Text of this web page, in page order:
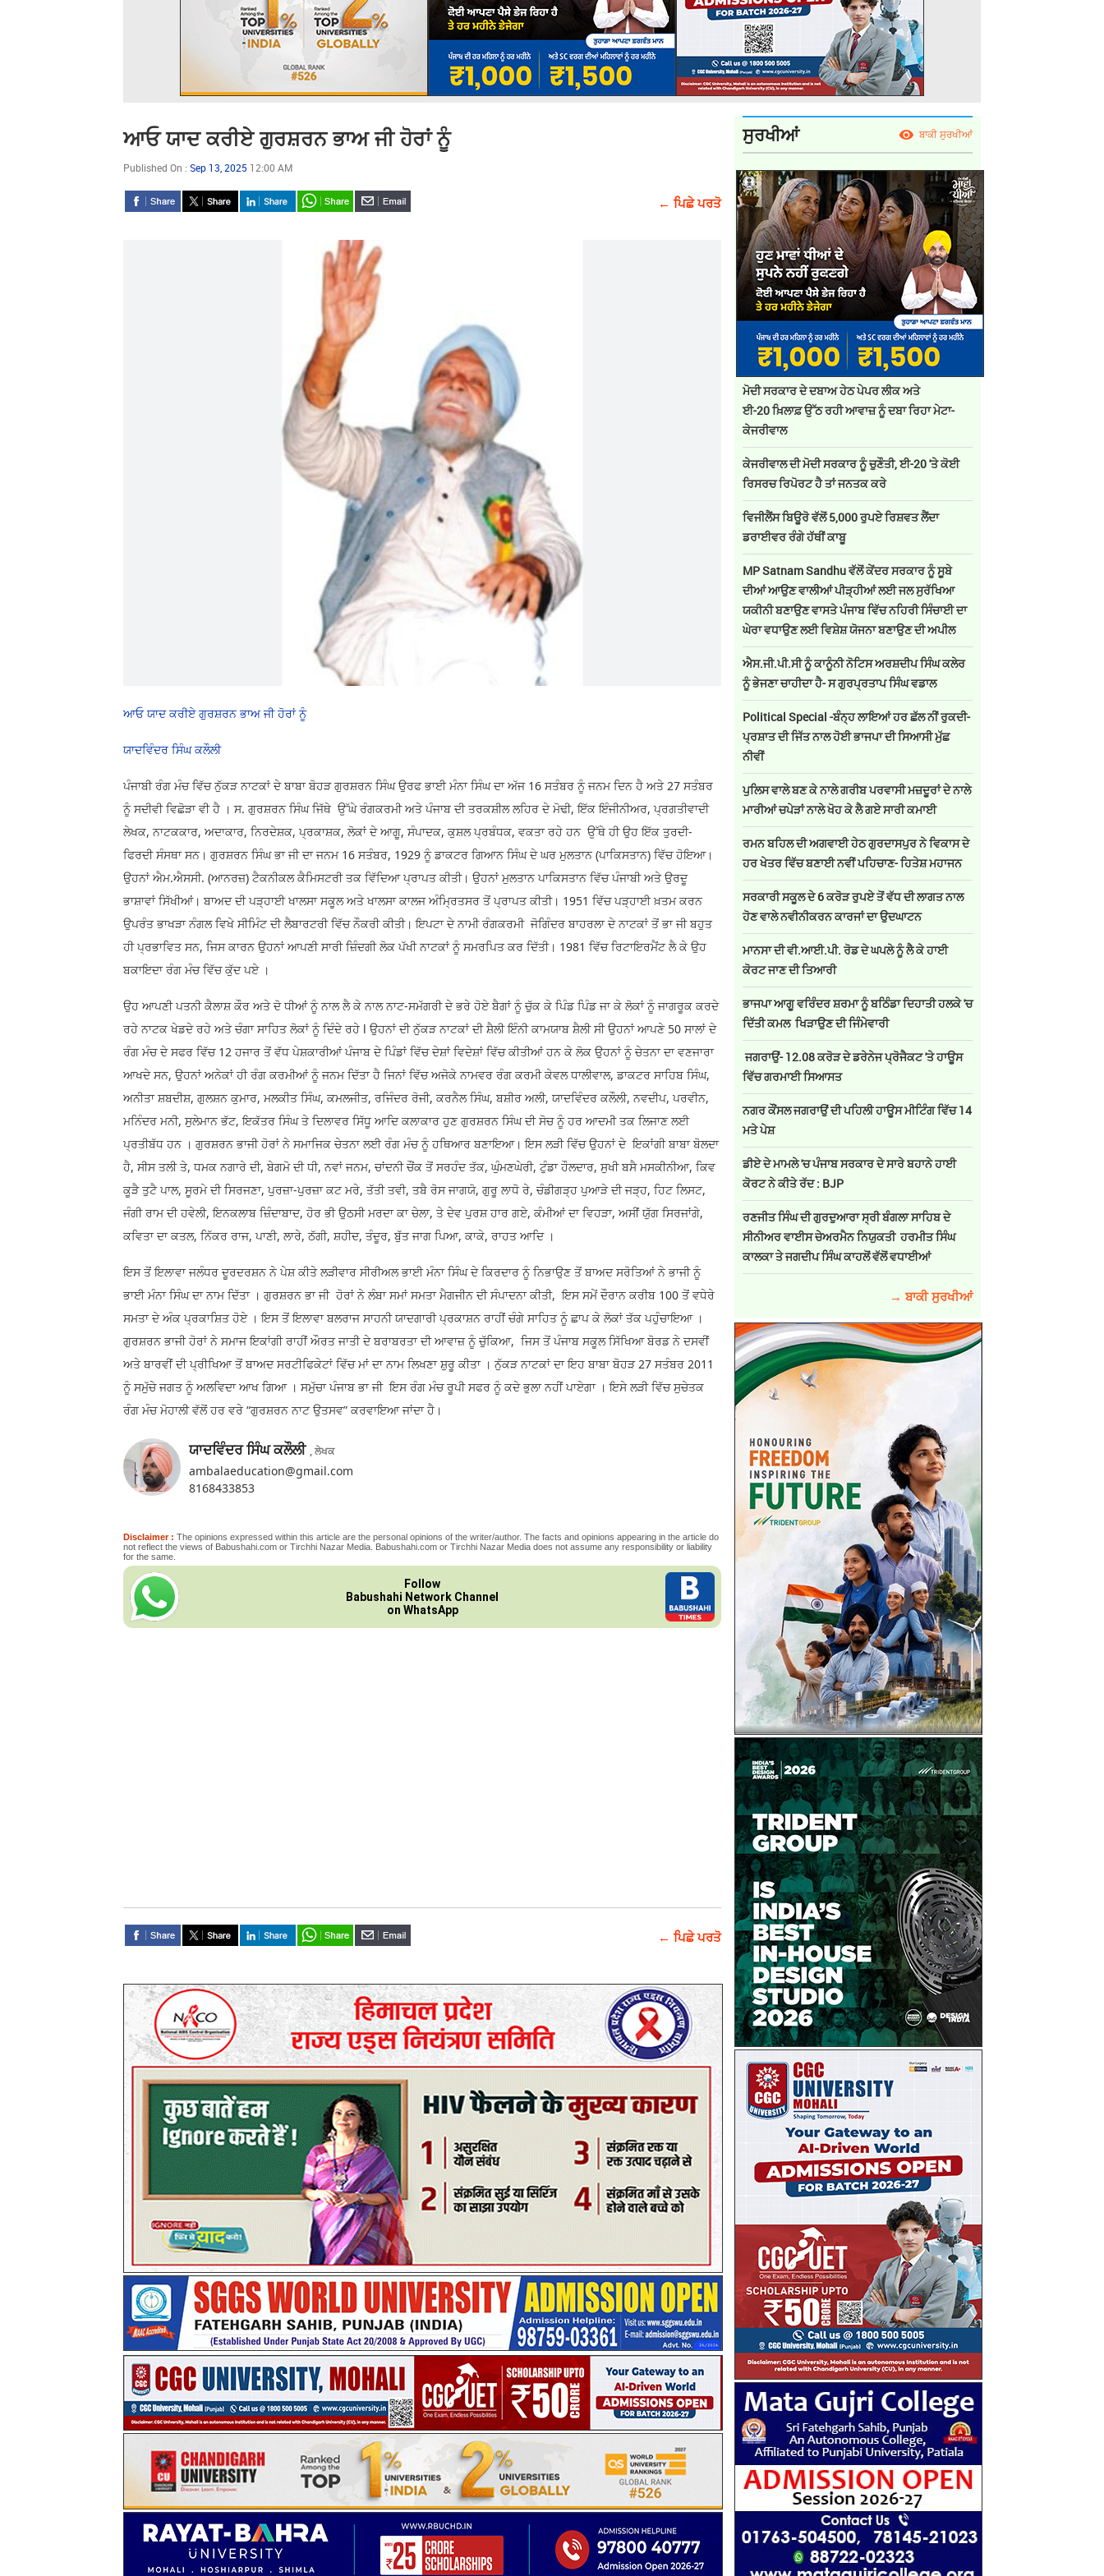
ਆਓ ਯਾਦ ਕਰੀਏ ਗੁਰਸ਼ਰਨ ਭਾਅ ਜੀ ਹੋਰਾਂ ਨੂੰ
Published On : Sep 13, 2025 12:00 AM
← ਪਿਛੇ ਪਰਤੋ
ਆਓ ਯਾਦ ਕਰੀਏ ਗੁਰਸ਼ਰਨ ਭਾਅ ਜੀ ਹੋਰਾਂ ਨੂੰ
ਯਾਦਵਿੰਦਰ ਸਿੰਘ ਕਲੌਲੀ
ਪੰਜਾਬੀ ਰੰਗ ਮੰਚ ਵਿੱਚ ਨੁੱਕੜ ਨਾਟਕਾਂ ਦੇ ਬਾਬਾ ਬੋਹੜ ਗੁਰਸ਼ਰਨ ਸਿੰਘ ਉਰਫ ਭਾਈ ਮੰਨਾ ਸਿੰਘ ਦਾ ਅੱਜ 16 ਸਤੰਬਰ ਨੂੰ ਜਨਮ ਦਿਨ ਹੈ ਅਤੇ 27 ਸਤੰਬਰ
ਨੂੰ ਸਦੀਵੀ ਵਿਛੋੜਾ ਵੀ ਹੈ । ਸ. ਗੁਰਸ਼ਰਨ ਸਿੰਘ ਜਿੱਥੇ ਉੱਘੇ ਰੰਗਕਰਮੀ ਅਤੇ ਪੰਜਾਬ ਦੀ ਤਰਕਸ਼ੀਲ ਲਹਿਰ ਦੇ ਮੋਢੀ, ਇੱਕ ਇੰਜੀਨੀਅਰ, ਪ੍ਰਗਤੀਵਾਦੀ
ਲੇਖਕ, ਨਾਟਕਕਾਰ, ਅਦਾਕਾਰ, ਨਿਰਦੇਸ਼ਕ, ਪ੍ਰਕਾਸ਼ਕ, ਲੋਕਾਂ ਦੇ ਆਗੂ, ਸੰਪਾਦਕ, ਕੁਸ਼ਲ ਪ੍ਰਬੰਧਕ, ਵਕਤਾ ਰਹੇ ਹਨ ਉੱਥੇ ਹੀ ਉਹ ਇੱਕ ਤੁਰਦੀ-
ਫਿਰਦੀ ਸੰਸਥਾ ਸਨ। ਗੁਰਸ਼ਰਨ ਸਿੰਘ ਭਾ ਜੀ ਦਾ ਜਨਮ 16 ਸਤੰਬਰ, 1929 ਨੂੰ ਡਾਕਟਰ ਗਿਆਨ ਸਿੰਘ ਦੇ ਘਰ ਮੁਲਤਾਨ (ਪਾਕਿਸਤਾਨ) ਵਿੱਚ ਹੋਇਆ।
ਉਹਨਾਂ ਐਮ.ਐਸਸੀ. (ਆਨਰਜ਼) ਟੈਕਨੀਕਲ ਕੈਮਿਸਟਰੀ ਤਕ ਵਿੱਦਿਆ ਪ੍ਰਾਪਤ ਕੀਤੀ। ਉਹਨਾਂ ਮੁਲਤਾਨ ਪਾਕਿਸਤਾਨ ਵਿੱਚ ਪੰਜਾਬੀ ਅਤੇ ਉਰਦੂ
ਭਾਸ਼ਾਵਾਂ ਸਿੱਖੀਆਂ। ਬਾਅਦ ਦੀ ਪੜ੍ਹਾਈ ਖਾਲਸਾ ਸਕੂਲ ਅਤੇ ਖਾਲਸਾ ਕਾਲਜ ਅੰਮ੍ਰਿਤਸਰ ਤੋਂ ਪ੍ਰਾਪਤ ਕੀਤੀ। 1951 ਵਿੱਚ ਪੜ੍ਹਾਈ ਖ਼ਤਮ ਕਰਨ
ਉਪਰੰਤ ਭਾਖੜਾ ਨੰਗਲ ਵਿਖੇ ਸੀਮਿੰਟ ਦੀ ਲੈਬਾਰਟਰੀ ਵਿੱਚ ਨੌਕਰੀ ਕੀਤੀ। ਇਪਟਾ ਦੇ ਨਾਮੀ ਰੰਗਕਰਮੀ ਜੋਗਿੰਦਰ ਬਾਹਰਲਾ ਦੇ ਨਾਟਕਾਂ ਤੋਂ ਭਾ ਜੀ ਬਹੁਤ
ਹੀ ਪ੍ਰਭਾਵਿਤ ਸਨ, ਜਿਸ ਕਾਰਨ ਉਹਨਾਂ ਆਪਣੀ ਸਾਰੀ ਜ਼ਿੰਦਗੀ ਲੋਕ ਪੱਖੀ ਨਾਟਕਾਂ ਨੂੰ ਸਮਰਪਿਤ ਕਰ ਦਿੱਤੀ। 1981 ਵਿੱਚ ਰਿਟਾਇਰਮੈਂਟ ਲੈ ਕੇ ਉਹ
ਬਕਾਇਦਾ ਰੰਗ ਮੰਚ ਵਿੱਚ ਕੁੱਦ ਪਏ ।
ਉਹ ਆਪਣੀ ਪਤਨੀ ਕੈਲਾਸ਼ ਕੌਰ ਅਤੇ ਦੋ ਧੀਆਂ ਨੂੰ ਨਾਲ ਲੈ ਕੇ ਨਾਲ ਨਾਟ-ਸਮੱਗਰੀ ਦੇ ਭਰੇ ਹੋਏ ਬੈਗਾਂ ਨੂੰ ਚੁੱਕ ਕੇ ਪਿੰਡ ਪਿੰਡ ਜਾ ਕੇ ਲੋਕਾਂ ਨੂੰ ਜਾਗਰੂਕ ਕਰਦੇ
ਰਹੇ ਨਾਟਕ ਖੇਡਦੇ ਰਹੇ ਅਤੇ ਚੰਗਾ ਸਾਹਿਤ ਲੋਕਾਂ ਨੂੰ ਦਿੰਦੇ ਰਹੇ l ਉਹਨਾਂ ਦੀ ਨੁੱਕੜ ਨਾਟਕਾਂ ਦੀ ਸ਼ੈਲੀ ਇੰਨੀ ਕਾਮਯਾਬ ਸ਼ੈਲੀ ਸੀ ਉਹਨਾਂ ਆਪਣੇ 50 ਸਾਲਾਂ ਦੇ
ਰੰਗ ਮੰਚ ਦੇ ਸਫਰ ਵਿੱਚ 12 ਹਜਾਰ ਤੋਂ ਵੱਧ ਪੇਸ਼ਕਾਰੀਆਂ ਪੰਜਾਬ ਦੇ ਪਿੰਡਾਂ ਵਿੱਚ ਦੇਸ਼ਾਂ ਵਿਦੇਸ਼ਾਂ ਵਿੱਚ ਕੀਤੀਆਂ ਹਨ ਕੇ ਲੋਕ ਉਹਨਾਂ ਨੂੰ ਚੇਤਨਾ ਦਾ ਵਣਜਾਰਾ
ਆਖਦੇ ਸਨ, ਉਹਨਾਂ ਅਨੇਕਾਂ ਹੀ ਰੰਗ ਕਰਮੀਆਂ ਨੂੰ ਜਨਮ ਦਿੱਤਾ ਹੈ ਜਿਨਾਂ ਵਿੱਚ ਅਜੋਕੇ ਨਾਮਵਰ ਰੰਗ ਕਰਮੀ ਕੇਵਲ ਧਾਲੀਵਾਲ, ਡਾਕਟਰ ਸਾਹਿਬ ਸਿੰਘ,
ਅਨੀਤਾ ਸ਼ਬਦੀਸ਼, ਗੁਲਸ਼ਨ ਕੁਮਾਰ, ਮਲਕੀਤ ਸਿੰਘ, ਕਮਲਜੀਤ, ਰਜਿੰਦਰ ਰੋਜੀ, ਕਰਨੈਲ ਸਿੰਘ, ਬਸ਼ੀਰ ਅਲੀ, ਯਾਦਵਿੰਦਰ ਕਲੌਲੀ, ਨਵਦੀਪ, ਪਰਵੀਨ,
ਮਨਿੰਦਰ ਮਨੀ, ਸੁਲੇਮਾਨ ਭੱਟ, ਇਕੱਤਰ ਸਿੰਘ ਤੇ ਦਿਲਾਵਰ ਸਿੱਧੂ ਆਦਿ ਕਲਾਕਾਰ ਹੁਣ ਗੁਰਸ਼ਰਨ ਸਿੰਘ ਦੀ ਸੋਚ ਨੂੰ ਹਰ ਆਦਮੀ ਤਕ ਲਿਜਾਣ ਲਈ
ਪ੍ਰਤੀਬੱਧ ਹਨ । ਗੁਰਸ਼ਰਨ ਭਾਜੀ ਹੋਰਾਂ ਨੇ ਸਮਾਜਿਕ ਚੇਤਨਾ ਲਈ ਰੰਗ ਮੰਚ ਨੂੰ ਹਥਿਆਰ ਬਣਾਇਆ। ਇਸ ਲੜੀ ਵਿੱਚ ਉਹਨਾਂ ਦੇ ਇਕਾਂਗੀ ਬਾਬਾ ਬੋਲਦਾ
ਹੈ, ਸੀਸ ਤਲੀ ਤੇ, ਧਮਕ ਨਗਾਰੇ ਦੀ, ਬੇਗਮੋ ਦੀ ਧੀ, ਨਵਾਂ ਜਨਮ, ਚਾਂਦਨੀ ਚੌਂਕ ਤੋਂ ਸਰਹੰਦ ਤੱਕ, ਘੁੰਮਣਘੇਰੀ, ਟੁੰਡਾ ਹੌਲਦਾਰ, ਸੁਖੀ ਬਸੈ ਮਸਕੀਨੀਆ, ਕਿਵ
ਕੂੜੈ ਤੁਟੈ ਪਾਲ, ਸੂਰਮੇ ਦੀ ਸਿਰਜਣਾ, ਪੁਰਜ਼ਾ-ਪੁਰਜ਼ਾ ਕਟ ਮਰੇ, ਤੱਤੀ ਤਵੀ, ਤਬੈ ਰੋਸ ਜਾਗਯੋ, ਗੁਰੂ ਲਾਧੋ ਰੇ, ਚੰਡੀਗੜ੍ਹ ਪੁਆੜੇ ਦੀ ਜੜ੍ਹ, ਹਿਟ ਲਿਸਟ,
ਜੰਗੀ ਰਾਮ ਦੀ ਹਵੇਲੀ, ਇਨਕਲਾਬ ਜ਼ਿੰਦਾਬਾਦ, ਹੋਰ ਭੀ ਉਠਸੀ ਮਰਦਾ ਕਾ ਚੇਲਾ, ਤੇ ਦੇਵ ਪੁਰਸ਼ ਹਾਰ ਗਏ, ਕੰਮੀਆਂ ਦਾ ਵਿਹੜਾ, ਅਸੀਂ ਯੁੱਗ ਸਿਰਜਾਂਗੇ,
ਕਵਿਤਾ ਦਾ ਕਤਲ, ਨਿੱਕਰ ਰਾਜ, ਪਾਣੀ, ਲਾਰੇ, ਠੱਗੀ, ਸ਼ਹੀਦ, ਤੰਦੂਰ, ਬੁੱਤ ਜਾਗ ਪਿਆ, ਕਾਕੇ, ਰਾਹਤ ਆਦਿ ।
ਇਸ ਤੋਂ ਇਲਾਵਾ ਜਲੰਧਰ ਦੂਰਦਰਸ਼ਨ ਨੇ ਪੇਸ਼ ਕੀਤੇ ਲੜੀਵਾਰ ਸੀਰੀਅਲ ਭਾਈ ਮੰਨਾ ਸਿੰਘ ਦੇ ਕਿਰਦਾਰ ਨੂੰ ਨਿਭਾਉਣ ਤੋਂ ਬਾਅਦ ਸਰੋਤਿਆਂ ਨੇ ਭਾਜੀ ਨੂੰ
ਭਾਈ ਮੰਨਾ ਸਿੰਘ ਦਾ ਨਾਮ ਦਿੱਤਾ । ਗੁਰਸ਼ਰਨ ਭਾ ਜੀ ਹੋਰਾਂ ਨੇ ਲੰਬਾ ਸਮਾਂ ਸਮਤਾ ਮੈਗਜੀਨ ਦੀ ਸੰਪਾਦਨਾ ਕੀਤੀ, ਇਸ ਸਮੇਂ ਦੌਰਾਨ ਕਰੀਬ 100 ਤੋਂ ਵਧੇਰੇ
ਸਮਤਾ ਦੇ ਅੰਕ ਪ੍ਰਕਾਸ਼ਿਤ ਹੋਏ । ਇਸ ਤੋਂ ਇਲਾਵਾ ਬਲਰਾਜ ਸਾਹਨੀ ਯਾਦਗਾਰੀ ਪ੍ਰਕਾਸ਼ਨ ਰਾਹੀਂ ਚੰਗੇ ਸਾਹਿਤ ਨੂੰ ਛਾਪ ਕੇ ਲੋਕਾਂ ਤੱਕ ਪਹੁੰਚਾਇਆ ।
ਗੁਰਸ਼ਰਨ ਭਾਜੀ ਹੋਰਾਂ ਨੇ ਸਮਾਜ ਇਕਾਂਗੀ ਰਾਹੀਂ ਔਰਤ ਜਾਤੀ ਦੇ ਬਰਾਬਰਤਾ ਦੀ ਆਵਾਜ਼ ਨੂੰ ਚੁੱਕਿਆ, ਜਿਸ ਤੋਂ ਪੰਜਾਬ ਸਕੂਲ ਸਿੱਖਿਆ ਬੋਰਡ ਨੇ ਦਸਵੀਂ
ਅਤੇ ਬਾਰਵੀਂ ਦੀ ਪ੍ਰੀਖਿਆ ਤੋਂ ਬਾਅਦ ਸਰਟੀਫਿਕੇਟਾਂ ਵਿੱਚ ਮਾਂ ਦਾ ਨਾਮ ਲਿਖਣਾ ਸ਼ੁਰੂ ਕੀਤਾ । ਨੁੱਕੜ ਨਾਟਕਾਂ ਦਾ ਇਹ ਬਾਬਾ ਬੋਹੜ 27 ਸਤੰਬਰ 2011
ਨੂੰ ਸਮੁੱਚੇ ਜਗਤ ਨੂੰ ਅਲਵਿਦਾ ਆਖ ਗਿਆ । ਸਮੁੱਚਾ ਪੰਜਾਬ ਭਾ ਜੀ ਇਸ ਰੰਗ ਮੰਚ ਰੂਪੀ ਸਫਰ ਨੂੰ ਕਦੇ ਭੁਲਾ ਨਹੀਂ ਪਾਏਗਾ । ਇਸੇ ਲੜੀ ਵਿੱਚ ਸੁਚੇਤਕ
ਰੰਗ ਮੰਚ ਮੋਹਾਲੀ ਵੱਲੋਂ ਹਰ ਵਰੇ “ਗੁਰਸ਼ਰਨ ਨਾਟ ਉਤਸਵ” ਕਰਵਾਇਆ ਜਾਂਦਾ ਹੈ।
ਯਾਦਵਿੰਦਰ ਸਿੰਘ ਕਲੌਲੀ , ਲੇਖਕ
ambalaeducation@gmail.com
8168433853
Disclaimer : The opinions expressed within this article are the personal opinions of the writer/author. The facts and opinions appearing in the article do
not reflect the views of Babushahi.com or Tirchhi Nazar Media. Babushahi.com or Tirchhi Nazar Media does not assume any responsibility or liability
for the same.
Follow
Babushahi Network Channel
on WhatsApp
← ਪਿਛੇ ਪਰਤੋ
ਸੁਰਖੀਆਂ ਬਾਕੀ ਸੁਰਖੀਆਂ
ਮੋਦੀ ਸਰਕਾਰ ਦੇ ਦਬਾਅ ਹੇਠ ਪੇਪਰ ਲੀਕ ਅਤੇ
ਈ-20 ਖ਼ਿਲਾਫ਼ ਉੱਠ ਰਹੀ ਆਵਾਜ਼ ਨੂੰ ਦਬਾ ਰਿਹਾ ਮੇਟਾ-
ਕੇਜਰੀਵਾਲ
ਕੇਜਰੀਵਾਲ ਦੀ ਮੋਦੀ ਸਰਕਾਰ ਨੂੰ ਚੁਣੌਤੀ, ਈ-20 'ਤੇ ਕੋਈ
ਰਿਸਰਚ ਰਿਪੋਰਟ ਹੈ ਤਾਂ ਜਨਤਕ ਕਰੇ
ਵਿਜੀਲੈਂਸ ਬਿਊਰੋ ਵੱਲੋਂ 5,000 ਰੁਪਏ ਰਿਸ਼ਵਤ ਲੈਂਦਾ
ਡਰਾਈਵਰ ਰੰਗੇ ਹੱਥੀਂ ਕਾਬੂ
MP Satnam Sandhu ਵੱਲੋਂ ਕੇਂਦਰ ਸਰਕਾਰ ਨੂੰ ਸੂਬੇ
ਦੀਆਂ ਆਉਣ ਵਾਲੀਆਂ ਪੀੜ੍ਹੀਆਂ ਲਈ ਜਲ ਸੁਰੱਖਿਆ
ਯਕੀਨੀ ਬਣਾਉਣ ਵਾਸਤੇ ਪੰਜਾਬ ਵਿੱਚ ਨਹਿਰੀ ਸਿੰਚਾਈ ਦਾ
ਘੇਰਾ ਵਧਾਉਣ ਲਈ ਵਿਸ਼ੇਸ਼ ਯੋਜਨਾ ਬਣਾਉਣ ਦੀ ਅਪੀਲ
ਐਸ.ਜੀ.ਪੀ.ਸੀ ਨੂੰ ਕਾਨੂੰਨੀ ਨੋਟਿਸ ਅਰਸ਼ਦੀਪ ਸਿੰਘ ਕਲੇਰ
ਨੂੰ ਭੇਜਣਾ ਚਾਹੀਦਾ ਹੈ- ਸ ਗੁਰਪ੍ਰਤਾਪ ਸਿੰਘ ਵਡਾਲ
Political Special -ਬੰਨ੍ਹ ਲਾਇਆਂ ਹਰ ਛੱਲ ਨੀਂ ਰੁਕਦੀ-
ਪ੍ਰਸ਼ਾਤ ਦੀ ਜਿੱਤ ਨਾਲ ਹੋਈ ਭਾਜਪਾ ਦੀ ਸਿਆਸੀ ਮੁੱਛ
ਨੀਵੀਂ
ਪੁਲਿਸ ਵਾਲੇ ਬਣ ਕੇ ਨਾਲੇ ਗਰੀਬ ਪਰਵਾਸੀ ਮਜ਼ਦੂਰਾਂ ਦੇ ਨਾਲੇ
ਮਾਰੀਆਂ ਚਪੇੜਾਂ ਨਾਲੇ ਖੋਹ ਕੇ ਲੈ ਗਏ ਸਾਰੀ ਕਮਾਈ
ਰਮਨ ਬਹਿਲ ਦੀ ਅਗਵਾਈ ਹੇਠ ਗੁਰਦਾਸਪੁਰ ਨੇ ਵਿਕਾਸ ਦੇ
ਹਰ ਖੇਤਰ ਵਿੱਚ ਬਣਾਈ ਨਵੀਂ ਪਹਿਚਾਣ- ਹਿਤੇਸ਼ ਮਹਾਜਨ
ਸਰਕਾਰੀ ਸਕੂਲ ਦੇ 6 ਕਰੋੜ ਰੁਪਏ ਤੋਂ ਵੱਧ ਦੀ ਲਾਗਤ ਨਾਲ
ਹੋਣ ਵਾਲੇ ਨਵੀਨੀਕਰਨ ਕਾਰਜਾਂ ਦਾ ਉਦਘਾਟਨ
ਮਾਨਸਾ ਦੀ ਵੀ.ਆਈ.ਪੀ. ਰੋਡ ਦੇ ਘਪਲੇ ਨੂੰ ਲੈ ਕੇ ਹਾਈ
ਕੋਰਟ ਜਾਣ ਦੀ ਤਿਆਰੀ
ਭਾਜਪਾ ਆਗੂ ਵਰਿੰਦਰ ਸ਼ਰਮਾ ਨੂੰ ਬਠਿੰਡਾ ਦਿਹਾਤੀ ਹਲਕੇ 'ਚ
ਦਿੱਤੀ ਕਮਲ ਖਿੜਾਉਣ ਦੀ ਜਿੰਮੇਵਾਰੀ
ਜਗਰਾਉਂ- 12.08 ਕਰੋੜ ਦੇ ਡਰੇਨੇਜ ਪ੍ਰੋਜੈਕਟ 'ਤੇ ਹਾਊਸ
ਵਿੱਚ ਗਰਮਾਈ ਸਿਆਸਤ
ਨਗਰ ਕੌਂਸਲ ਜਗਰਾਉਂ ਦੀ ਪਹਿਲੀ ਹਾਊਸ ਮੀਟਿੰਗ ਵਿੱਚ 14
ਮਤੇ ਪੇਸ਼
ਡੀਏ ਦੇ ਮਾਮਲੇ 'ਚ ਪੰਜਾਬ ਸਰਕਾਰ ਦੇ ਸਾਰੇ ਬਹਾਨੇ ਹਾਈ
ਕੋਰਟ ਨੇ ਕੀਤੇ ਰੱਦ : BJP
ਰਣਜੀਤ ਸਿੰਘ ਦੀ ਗੁਰਦੁਆਰਾ ਸ੍ਰੀ ਬੰਗਲਾ ਸਾਹਿਬ ਦੇ
ਸੀਨੀਅਰ ਵਾਈਸ ਚੇਅਰਮੈਨ ਨਿਯੁਕਤੀ ਹਰਮੀਤ ਸਿੰਘ
ਕਾਲਕਾ ਤੇ ਜਗਦੀਪ ਸਿੰਘ ਕਾਹਲੋਂ ਵੱਲੋਂ ਵਧਾਈਆਂ
→ ਬਾਕੀ ਸੁਰਖੀਆਂ